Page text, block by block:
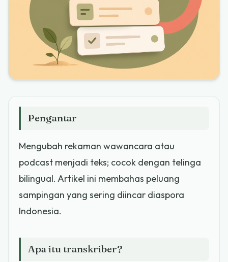
Pengantar
Mengubah rekaman wawancara atau
podcast menjadi teks; cocok dengan telinga
bilingual. Artikel ini membahas peluang
sampingan yang sering diincar diaspora
Indonesia.
Apa itu transkriber?